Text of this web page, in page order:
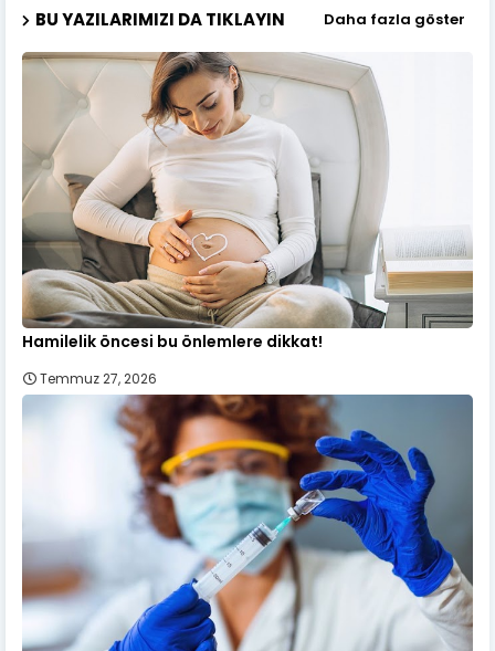
BU YAZILARIMIZI DA TIKLAYIN Daha fazla göster
Hamilelik öncesi bu önlemlere dikkat!
Temmuz 27, 2026